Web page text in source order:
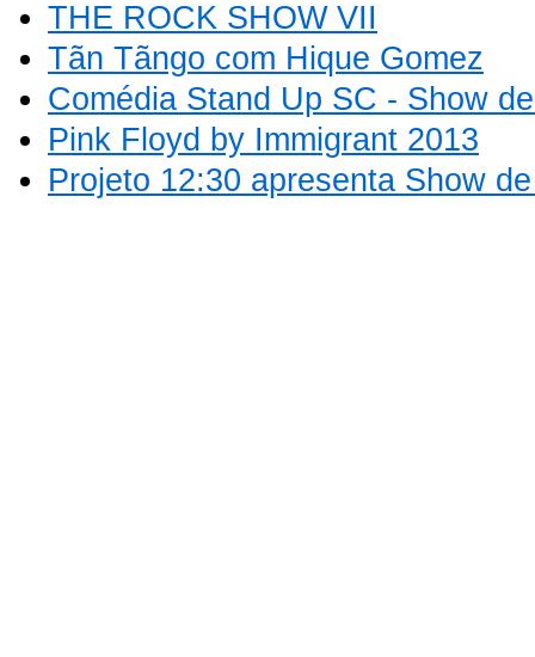
THE ROCK SHOW VII
Tãn Tãngo com Hique Gomez
Comédia Stand Up SC - Show
Pink Floyd by Immigrant 2013
Projeto 12:30 apresenta Show